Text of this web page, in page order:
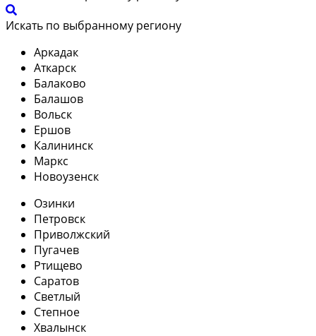
Искать по выбранному региону
Аркадак
Аткарск
Балаково
Балашов
Вольск
Ершов
Калининск
Маркс
Новоузенск
Озинки
Петровск
Приволжский
Пугачев
Ртищево
Саратов
Светлый
Степное
Хвалынск